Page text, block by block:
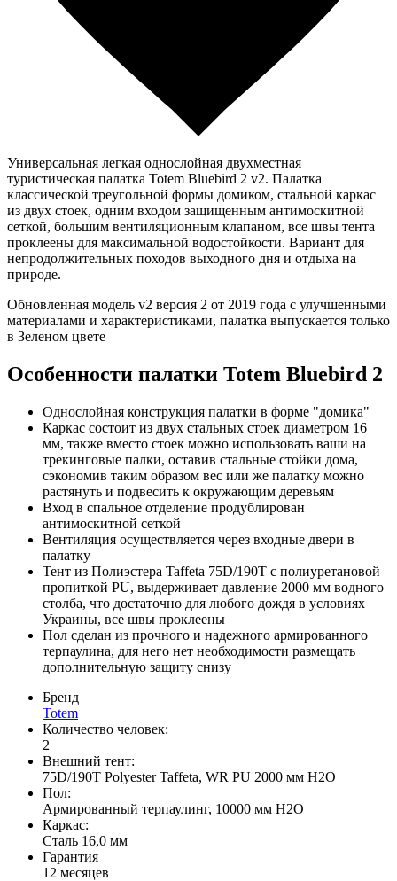
Универсальная легкая однослойная двухместная
туристическая палатка Totem Bluebird 2 v2. Палатка
классической треугольной формы домиком, стальной каркас
из двух стоек, одним входом защищенным антимоскитной
сеткой, большим вентиляционным клапаном, все швы тента
проклеены для максимальной водостойкости. Вариант для
непродолжительных походов выходного дня и отдыха на
природе.
Обновленная модель v2 версия 2 от 2019 года с улучшенными
материалами и характеристиками, палатка выпускается только
в Зеленом цвете
Особенности палатки Totem Bluebird 2
Однослойная конструкция палатки в форме "домика"
Каркас состоит из двух стальных стоек диаметром 16
мм, также вместо стоек можно использовать ваши на
трекинговые палки, оставив стальные стойки дома,
сэкономив таким образом вес или же палатку можно
растянуть и подвесить к окружающим деревьям
Вход в спальное отделение продублирован
антимоскитной сеткой
Вентиляция осуществляется через входные двери в
палатку
Тент из Полиэстера Taffeta 75D/190T с полиуретановой
пропиткой PU, выдерживает давление 2000 мм водного
столба, что достаточно для любого дождя в условиях
Украины, все швы проклеены
Пол сделан из прочного и надежного армированного
терпаулина, для него нет необходимости размещать
дополнительную защиту снизу
Бренд
Totem
Количество человек:
2
Внешний тент:
75D/190T Polyester Taffeta, WR PU 2000 мм H2O
Пол:
Армированный терпаулинг, 10000 мм H2O
Каркас:
Сталь 16,0 мм
Гарантия
12 месяцев